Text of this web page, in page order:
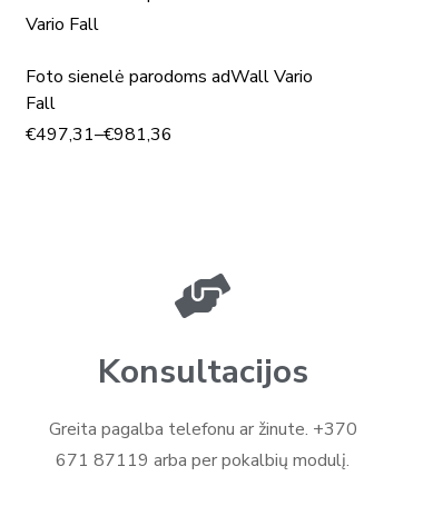
Foto sienelė parodoms adWall Vario
Fall
€497,31–€981,36
Konsultacijos
Greita pagalba telefonu ar žinute. +370
671 87119 arba per pokalbių modulį.